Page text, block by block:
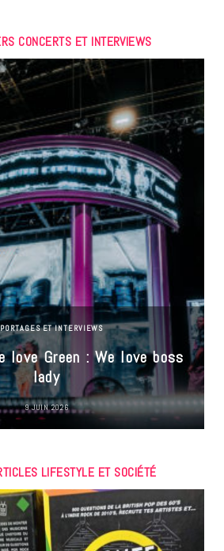
CONCERTS ET INTERVIEWS
ET INTERVIEWS
love Green : We love boss
lady
9 JUIN 2026
LIFESTYLE ET SOCIÉTÉ